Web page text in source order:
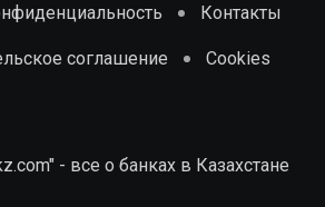
Контакты
соглашение Cookies
- все о банках в Казахстане